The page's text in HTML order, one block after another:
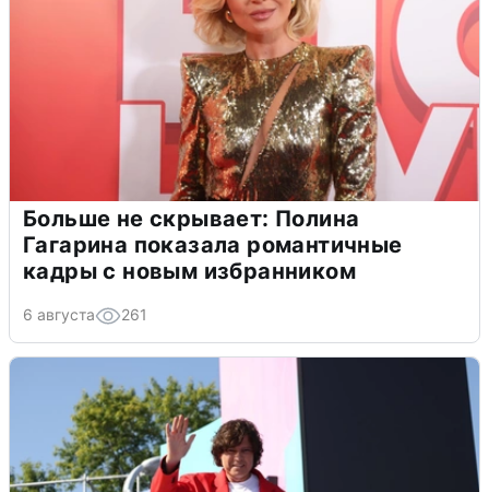
Больше не скрывает: Полина
Гагарина показала романтичные
кадры с новым избранником
6 августа 261